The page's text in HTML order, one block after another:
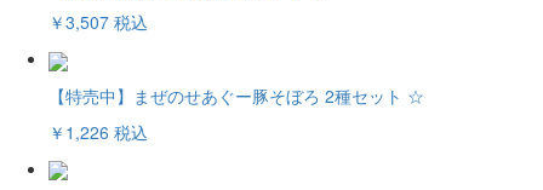
￥3,507 税込
【特売中】まぜのせあぐー豚そぼろ 2種セット ☆
￥1,226 税込